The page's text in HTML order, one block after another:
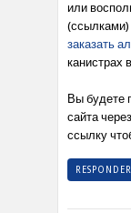
или
(ссылками)
заказать
канистрах
Вы будете
сайта
ссылку
RESPONDER